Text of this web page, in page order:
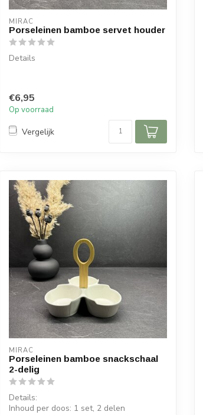
MIRAC
Porseleinen bamboe servet houder
Details
Afmeting: 13 cm x 6 cm
€6,95
Op voorraad
Vergelijk
MIRAC
Porseleinen bamboe snackschaal
2-delig
Details:
Inhoud per doos: 1 set, 2 delen